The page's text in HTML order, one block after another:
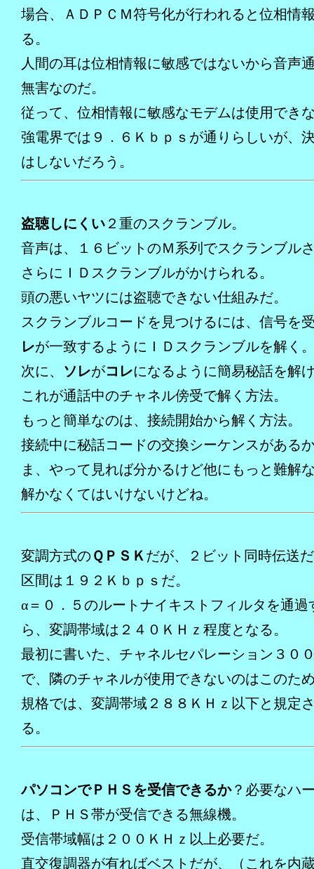
場合、ＡＤＰＣＭ符号化が行われると位相情
る。
人間の耳は位相情報に敏感ではないから音声
無害なのだ。
従って、位相情報に敏感なモデムは使用でき
強電界では９．６Ｋｂｐｓが通りらしいが、
はしないだろう。
盗聴しにくい ２重のスクランブル。
音声は、１６ビットのＭ系列でスクランブル
さらにＩＤスクランブルがかけられる。
頭の悪いヤツには盗聴できない仕組みだ。
スクランブルコードを見つけるには、信号を
レが一致するようにＩＤスクランブルを解く
次に、 ソレがコレになるように簡易秘話を解
これが通話中のチャネル傍受で解く方法。
もっと簡単なのは、接続開始から解く方法。
接続中に秘話コードの交換シーケンスがある
ま、やって見れば分かるけど他にもっと難解
解かなくてはいけないけどね。
変調方式の ＱＰＳＫ だが、２ビット同時伝送
区間は１９２Ｋｂｐｓだ。
α＝０．５のルートナイキストフィルタを通過
ら、変調帯域は２４０ＫＨｚ程度となる。
最初に書いた、チャネルセパレーション３０
で、隣のチャネルが使用できないのはこのた
規格では、変調帯域２８８ＫＨｚ以下と規定
る。
パソコンでＰＨＳを受信できるか？必要なハ
は、ＰＨＳ帯が受信できる無線機。
受信帯域幅は２００ＫＨｚ以上必要だ。
直交復調器が有ればベストだが、（これを内